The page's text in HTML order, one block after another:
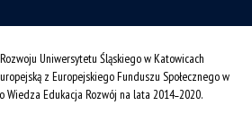
Uniwersytetu Śląskiego w Katowicach
z Europejskiego Funduszu Społecznego w
Wiedza Edukacja Rozwój na lata 2014˗2020.